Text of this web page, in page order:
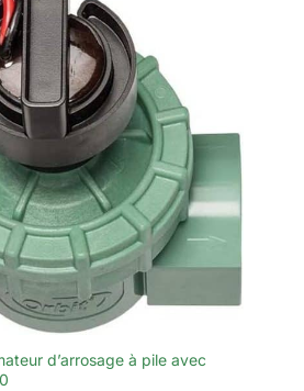
d’arrosage à pile avec